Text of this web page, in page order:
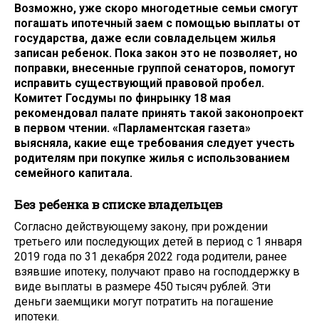
Возможно, уже скоро многодетные семьи смогут
погашать ипотечный заем с помощью выплаты от
государства, даже если совладельцем жилья
записан ребенок. Пока закон это не позволяет, но
поправки, внесенные группой сенаторов, помогут
исправить существующий правовой пробел.
Комитет Госдумы по финрынку 18 мая
рекомендовал палате принять такой законопроект
в первом чтении. «Парламентская газета»
выясняла, какие еще требования следует учесть
родителям при покупке жилья с использованием
семейного капитала.
Без ребенка в списке владельцев
Согласно действующему закону, при рождении
третьего или последующих детей в период с 1 января
2019 года по 31 декабря 2022 года родители, ранее
взявшие ипотеку, получают право на господдержку в
виде выплаты в размере 450 тысяч рублей. Эти
деньги заемщики могут потратить на погашение
ипотеки.